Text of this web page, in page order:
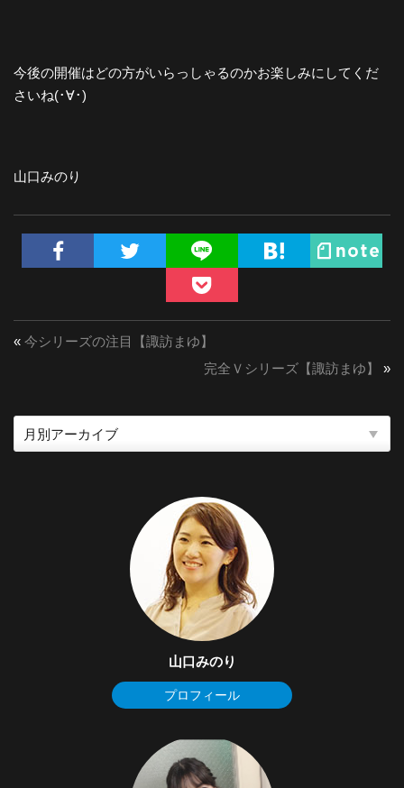
今後の開催はどの方がいらっしゃるのかお楽しみにしてくだ
さいね(･∀･)
山口みのり
« 今シリーズの注目【諏訪まゆ】
完全Ｖシリーズ【諏訪まゆ】
»
山口みのり
プロフィール